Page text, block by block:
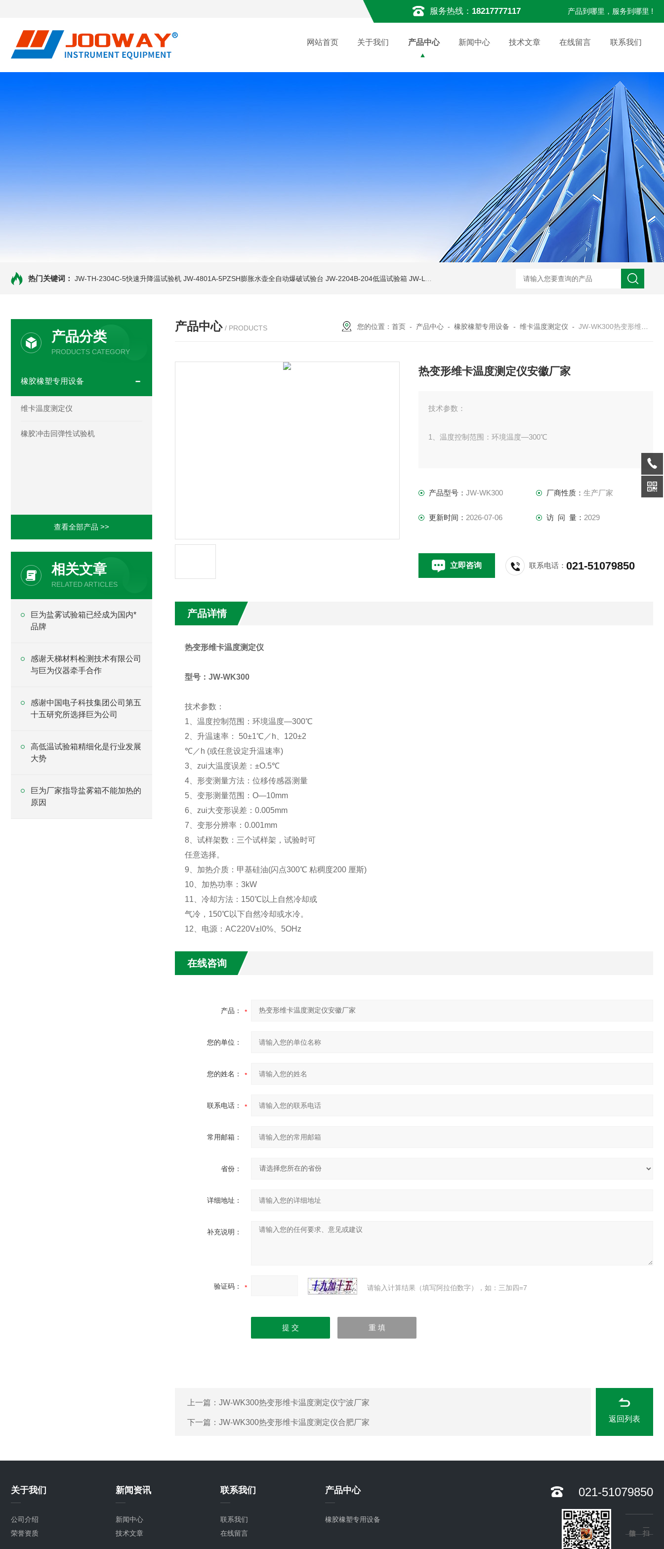
服务热线： 18217777117 产品到哪里，服务到哪里 !
网站首页 关于我们 产品中心 新闻中心 技术文章 在线留言 联系我们
热门关键词： JW-TH-2304C-5快速升降温试验机 JW-4801A-5PZSH膨胀水壶全自动爆破试验台 JW-2204B-204低温试验箱 JW-LY-JZX955储能集装箱、新能源箱变淋雨试验房 JW-5405A复合盐雾试验箱
产品分类
PRODUCTS CATEGORY
橡胶橡塑专用设备
维卡温度测定仪
橡胶冲击回弹性试验机
查看全部产品 >>
相关文章
RELATED ARTICLES
巨为盐雾试验箱已经成为国内*
品牌
感谢天梯材料检测技术有限公司
与巨为仪器牵手合作
感谢中国电子科技集团公司第五
十五研究所选择巨为公司
高低温试验箱精细化是行业发展
大势
巨为厂家指导盐雾箱不能加热的
原因
产品中心 / PRODUCTS 您的位置：首页 - 产品中心 -橡胶橡塑专用设备 -维卡温度测定仪 -JW-WK300热变形维卡温度测定仪安徽厂家
热变形维卡温度测定仪安徽厂家
技术参数：
1、温度控制范围：环境温度—300℃
50&amp;amp;amp;amp;amp;amp;amp;amp;amp;amp;amp;#177;1℃
／h、
产品型号：JW-WK300 厂商性质： 生产厂家
更新时间： 2026-07-06 访 问 量： 2029
立即咨询 联系电话：021-51079850
产品详情
热变形维卡温度测定仪
型号：JW-WK300
技术参数：
1、温度控制范围：环境温度—300℃
2、升温速率： 50±1℃／h、120±2
℃／h (或任意设定升温速率)
3、zui大温度误差：±O.5℃
4、形变测量方法：位移传感器测量
5、变形测量范围：O—10mm
6、zui大变形误差：0.005mm
7、变形分辨率：0.001mm
8、试样架数：三个试样架，试验时可
任意选择。
9、加热介质：甲基硅油(闪点300℃ 粘稠度200 厘斯)
10、加热功率：3kW
11、冷却方法：150℃以上自然冷却或
气冷，150℃以下自然冷却或水冷。
12、电源：AC220V±l0%、5OHz
在线咨询
产品：
您的单位：
您的姓名：
联系电话：
常用邮箱：
省份：
详细地址：
补充说明：
验证码： 请输入计算结果（填写阿拉伯数字），如：三加四=7
上一篇： JW-WK300热变形维卡温度测定仪宁波厂家
下一篇： JW-WK300热变形维卡温度测定仪合肥厂家 返回列表
关于我们
公司介绍
荣誉资质
新闻资讯
新闻中心
技术文章
联系我们
联系我们
在线留言
产品中心
橡胶橡塑专用设备
021-51079850